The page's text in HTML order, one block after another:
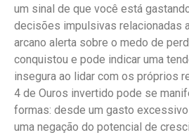
um sinal de que você está
decisões impulsivas relacionadas
arcano alerta sobre o medo de
conquistou e pode indicar uma
insegura ao lidar com os próprios
4 de Ouros invertido pode se
formas: desde um gasto
uma negação do potencial de